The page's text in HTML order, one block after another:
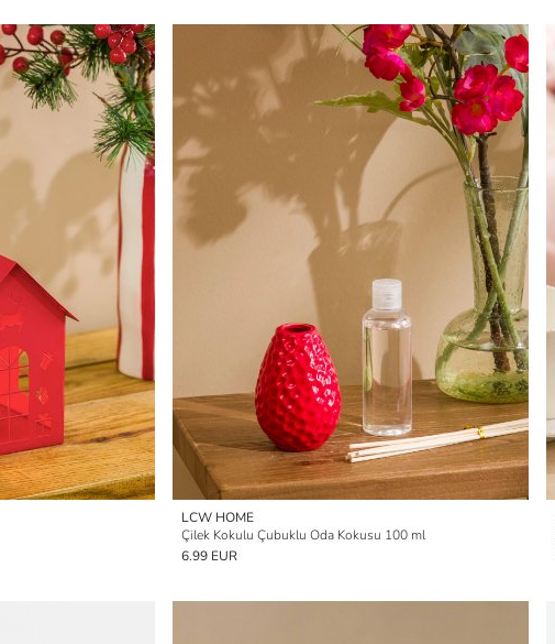
LCW HOME
Çilek Kokulu Çubuklu Oda Kokusu 100 ml
6.99 EUR